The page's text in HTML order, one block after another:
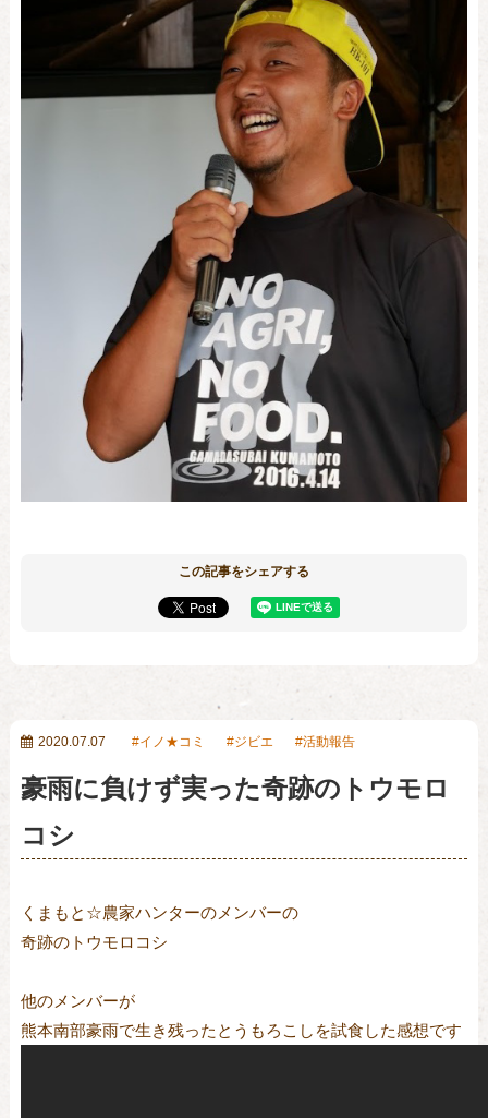
この記事をシェアする
2020.07.07 イノ★コミ ジビエ 活動報告
豪雨に負けず実った奇跡のトウモロ
コシ
くまもと☆農家ハンターのメンバーの
奇跡のトウモロコシ
他のメンバーが
熊本南部豪雨で生き残ったとうもろこしを試食した感想です